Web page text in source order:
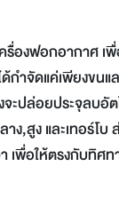
องฟอกอากาศ เ
ำจัดแค่เพียงขน
ะปล่อยประจุลบ
ง,สูง และเทอร์โ
เพื่อให้ตรงกับทิ